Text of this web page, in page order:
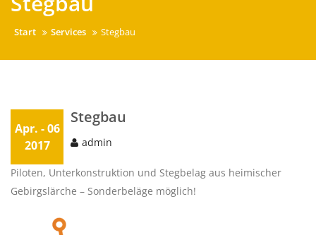
Start Services Stegbau
Apr. - 06
2017
Stegbau
admin
Piloten, Unterkonstruktion und Stegbelag aus heimischer
Gebirgslärche – Sonderbeläge möglich!